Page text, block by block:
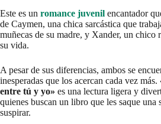
Este es un romance juvenil encantador
de Caymen, una chica sarcástica que
muñecas de su madre, y Xander, un chico
su vida.
A pesar de sus diferencias, ambos se
inesperadas que los acercan cada vez más.
entre tú y yo» es una lectura ligera y
quienes buscan un libro que les saque una
suspirar.